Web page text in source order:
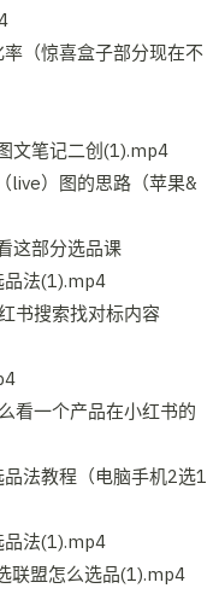
（惊喜盒子部分现在不
文笔记二创(1).mp4
live）图的思路（苹果&
这部分选品课
法(1).mp4
书搜索找对标内容
看一个产品在小红书的
法教程（电脑手机2选1
法(1).mp4
联盟怎么选品(1).mp4